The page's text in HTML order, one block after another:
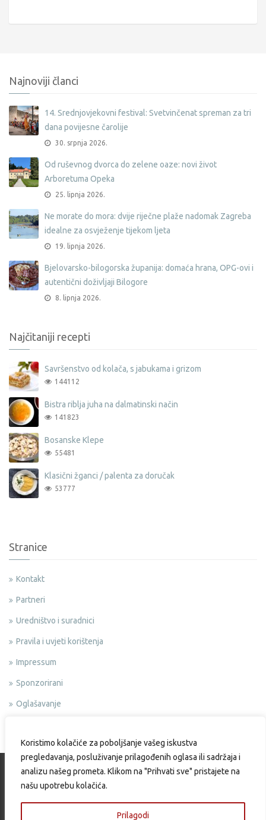
Koristimo kolačiće za poboljšanje vašeg iskustva
pregledavanja, posluživanje prilagođenih oglasa ili sadržaja i
analizu našeg prometa. Klikom na "Prihvati sve" pristajete na
našu upotrebu kolačića.
Prilagodi
Najnoviji članci
14. Srednjovjekovni festival: Svetvinčenat spreman za tri
dana povijesne čarolije
30. srpnja 2026.
Od ruševnog dvorca do zelene oaze: novi život
Arboretuma Opeka
25. lipnja 2026.
Ne morate do mora: dvije riječne plaže nadomak Zagreba
idealne za osvježenje tijekom ljeta
19. lipnja 2026.
Bjelovarsko-bilogorska županija: domaća hrana, OPG-ovi i
autentični doživljaji Bilogore
8. lipnja 2026.
Najčitaniji recepti
Savršenstvo od kolača, s jabukama i grizom
144112
Bistra riblja juha na dalmatinski način
141823
Bosanske Klepe
55481
Klasični žganci / palenta za doručak
53777
Stranice
Kontakt
Partneri
Uredništvo i suradnici
Pravila i uvjeti korištenja
Impressum
Sponzorirani
Oglašavanje
Copyright © 2015 Okusi.eu | Web design & Development by: